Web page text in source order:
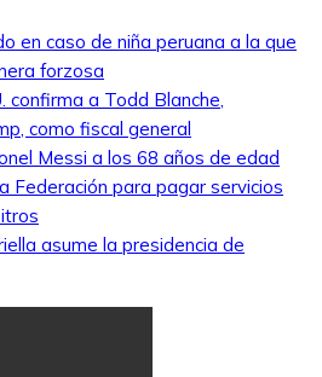
en caso de niña peruana a la que
forzosa
confirma a Todd Blanche,
como fiscal general
Messi a los 68 años de edad
Federación para pagar servicios
asume la presidencia de